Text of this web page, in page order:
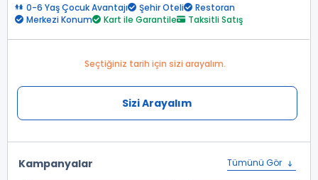
0-6 Yaş Çocuk Avantajı
Şehir Oteli
Restoran
Merkezi Konum
Kart ile Garantile Taksitli Satış
Seçtiğiniz tarih için sizi arayalım.
Sizi Arayalım
Kampanyalar Tümünü Gör